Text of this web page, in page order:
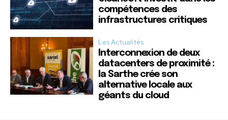
compétences des
infrastructures critiques
Les Actualités
Interconnexion de deux
datacenters de proximité :
la Sarthe crée son
alternative locale aux
géants du cloud